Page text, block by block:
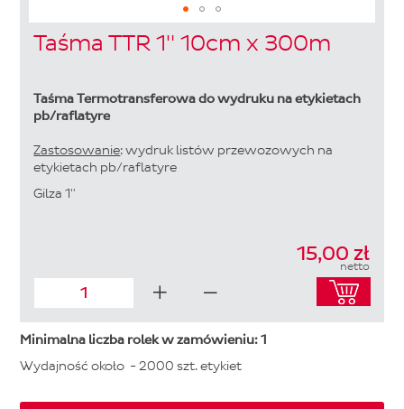
to
of
the
gallery
Taśma TTR 1" 10cm x 300m
Taśma Termotransferowa do wydruku na etykietach
pb/raflatyre
Zastosowanie: wydruk listów przewozowych na
etykietach pb/raflatyre
Gilza 1"
15,00 zł
netto
Minimalna liczba rolek w zamówieniu: 1
Wydajność około - 2000 szt. etykiet